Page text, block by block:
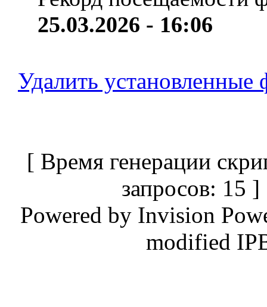
25.03.2026 - 16:06
Удалить
[ Время генерации
запросов:
Powered by Invision
modified